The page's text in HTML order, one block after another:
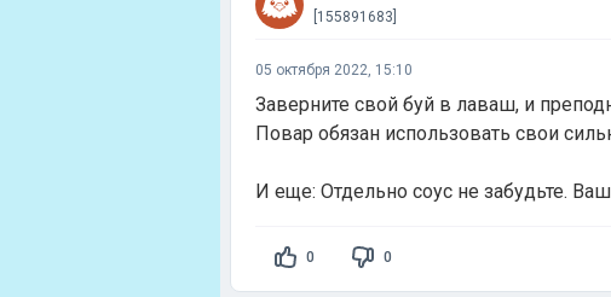
[155891683]
05 октября 2022, 15:10
Заверните свой буй в лаваш, и
Повар обязан использовать свои
И еще: Отдельно соус не забудьте.
0 0